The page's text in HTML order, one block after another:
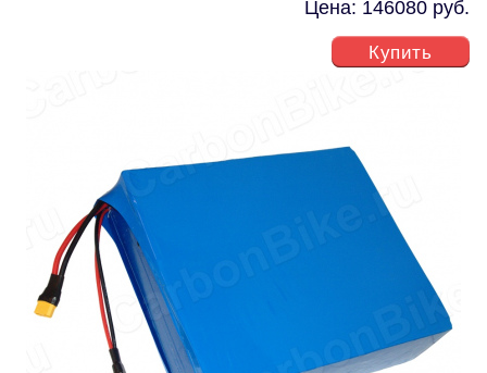
Цена: 146080 руб.
Купить